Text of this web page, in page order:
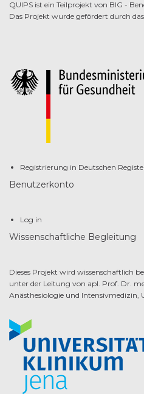
QUIPS ist ein Teilprojekt von BIG -
Das Projekt wurde gefördert durch
Registrierung in Deutschen
Benutzerkonto
Log in
Wissenschaftliche Begleitung
Dieses Projekt wird wissenschaftlich
unter der Leitung von apl. Prof. Dr.
Anästhesiologie und Intensivmedizin,